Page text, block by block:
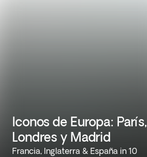
Iconos de Europa: París,
Londres y Madrid
Francia, Inglaterra & España in 10